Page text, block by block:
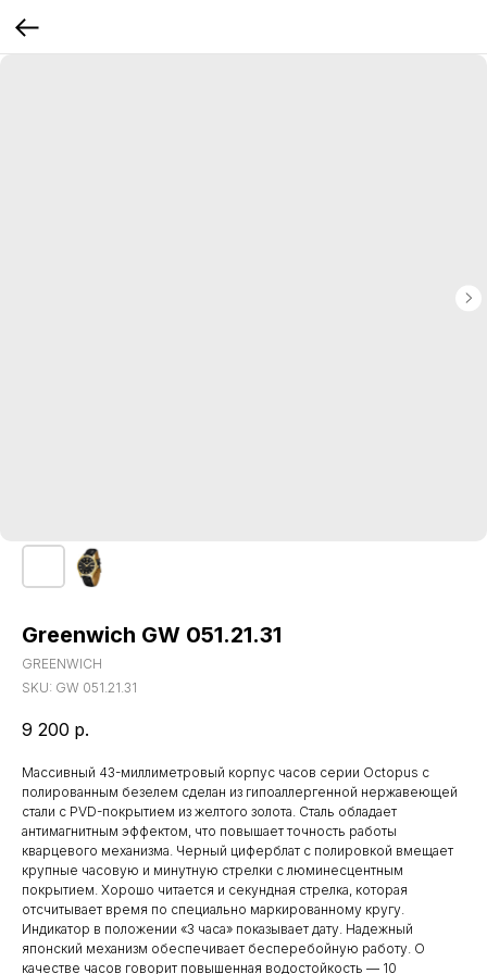
Greenwich GW 051.21.31
GREENWICH
SKU: GW 051.21.31
9 200 р.
Массивный 43-миллиметровый корпус часов серии Octopus с
полированным безелем сделан из гипоаллергенной нержавеющей
стали с PVD-покрытием из желтого золота. Сталь обладает
антимагнитным эффектом, что повышает точность работы
кварцевого механизма. Черный циферблат с полировкой вмещает
крупные часовую и минутную стрелки с люминесцентным
покрытием. Хорошо читается и секундная стрелка, которая
отсчитывает время по специально маркированному кругу.
Индикатор в положении «3 часа» показывает дату. Надежный
японский механизм обеспечивает бесперебойную работу. О
качестве часов говорит повышенная водостойкость — 10